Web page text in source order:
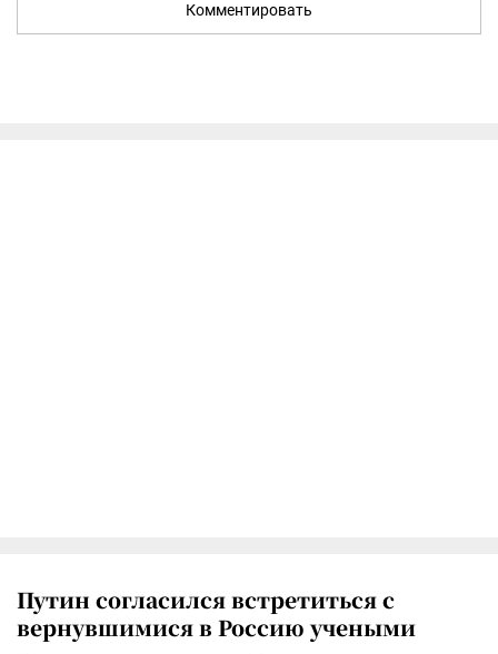
Комментировать
Путин согласился встретиться с
вернувшимися в Россию учеными